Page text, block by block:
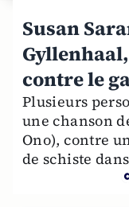
Susan
contre le
Plusieurs
une chanson
Ono), contre
de schiste